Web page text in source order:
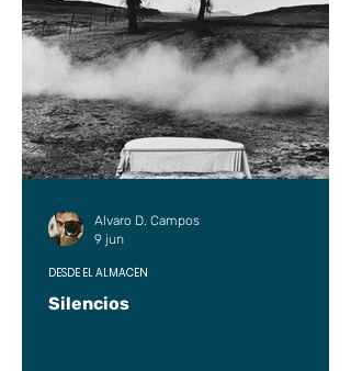
Silencios
DESDE EL ALMACÉN
Alvaro D. Campos
9 jun